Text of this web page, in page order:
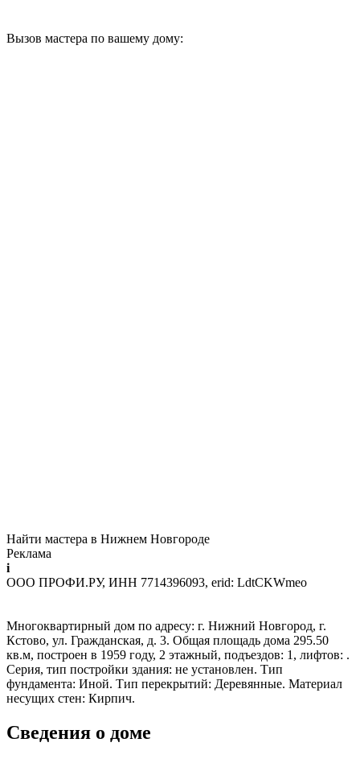
Вызов мастера по вашему дому:
Найти мастера в Нижнем Новгороде
Реклама
i
ООО ПРОФИ.РУ, ИНН 7714396093, erid: LdtCKWmeo
Многоквартирный дом по адресу: г. Нижний Новгород, г.
Кстово, ул. Гражданская, д. 3. Общая площадь дома 295.50
кв.м, построен в 1959 году, 2 этажный, подъездов: 1, лифтов: .
Серия, тип постройки здания: не установлен. Тип
фундамента: Иной. Тип перекрытий: Деревянные. Материал
несущих стен: Кирпич.
Сведения о доме